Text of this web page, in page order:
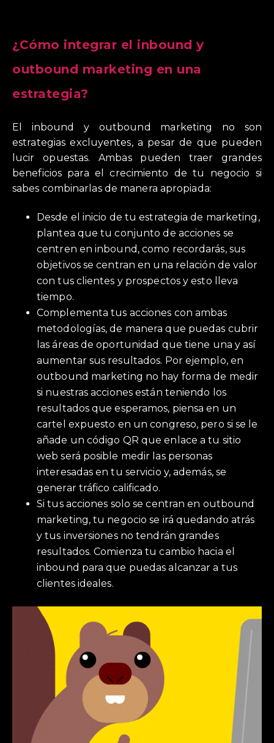
¿Cómo integrar el inbound y
outbound marketing en una
estrategia?
El inbound y outbound marketing no son
estrategias excluyentes, a pesar de que pueden
lucir opuestas. Ambas pueden traer grandes
beneficios para el crecimiento de tu negocio si
sabes combinarlas de manera apropiada:
Desde el inicio de tu estrategia de marketing,
plantea que tu conjunto de acciones se
centren en inbound, como recordarás, sus
objetivos se centran en una relación de valor
con tus clientes y prospectos y esto lleva
tiempo.
Complementa tus acciones con ambas
metodologías, de manera que puedas cubrir
las áreas de oportunidad que tiene una y así
aumentar sus resultados. Por ejemplo, en
outbound marketing no hay forma de medir
si nuestras acciones están teniendo los
resultados que esperamos, piensa en un
cartel expuesto en un congreso, pero si se le
añade un código QR que enlace a tu sitio
web será posible medir las personas
interesadas en tu servicio y, además, se
generar tráfico calificado.
Si tus acciones solo se centran en outbound
marketing, tu negocio se irá quedando atrás
y tus inversiones no tendrán grandes
resultados. Comienza tu cambio hacia el
inbound para que puedas alcanzar a tus
clientes ideales.